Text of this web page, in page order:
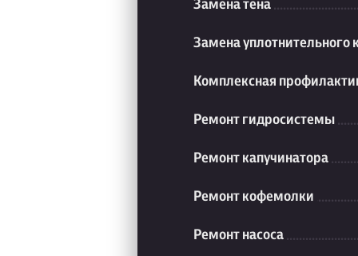
Замена тена
Замена уплотнительного
Комплексная
Ремонт гидросистемы
Ремонт капучинатора
Ремонт кофемолки
Ремонт насоса